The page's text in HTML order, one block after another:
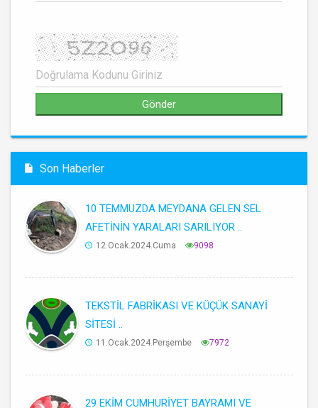
Son Haberler
10 TEMMUZDA MEYDANA GELEN SEL
AFETİNİN YARALARI SARILIYOR ..
12.Ocak.2024.Cuma 9098
TEKSTİL FABRİKASI VE KÜÇÜK SANAYİ
SİTESİ ..
11.Ocak.2024.Perşembe 7972
29 EKİM CUMHURİYET BAYRAMI VE